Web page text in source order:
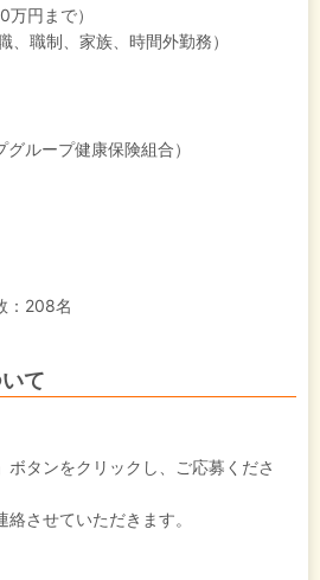
円まで）
職制、家族、時間外勤務）
ループ健康保険組合）
：208名
て
ボタンをクリックし、ご応募くださ
させていただきます。